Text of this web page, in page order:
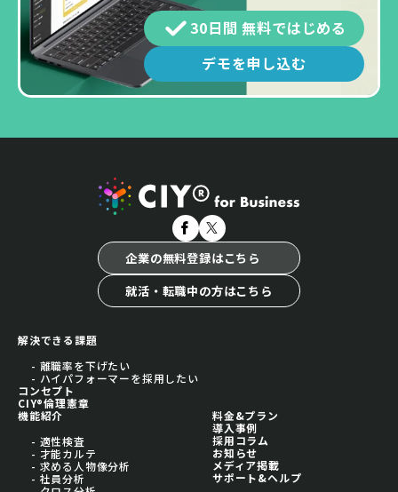
30日間 無料ではじめる
デモを申し込む
企業の無料登録はこちら
就活・転職中の方はこちら
解決できる課題
- 離職率を下げたい
- ハイパフォーマーを採用したい
コンセプト
CIY®倫理憲章
機能紹介
- 適性検査
- 才能カルテ
- 求める人物像分析
- 社員分析
料金&プラン
導入事例
採用コラム
お知らせ
メディア掲載
サポート&ヘルプ